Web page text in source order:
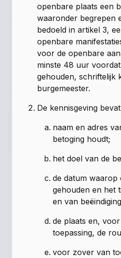
openbare plaats een
waaronder begrepen
bedoeld in artikel 3,
openbare
voor de openbare
minste 48 uur
gehouden, schriftelijk
burgemeester.
De kennisgeving
naam en adres
betoging houdt;
het doel van de
de datum waarop
gehouden en het
en van
de plaats en,
toepassing, de
voor zover van